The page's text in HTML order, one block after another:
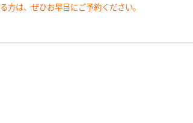
は、ぜひお早目にご予約ください。